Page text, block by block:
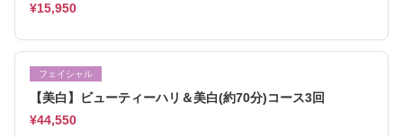
¥15,950
フェイシャル
【美白】ビューティーハリ＆美白(約70分)コース3回
¥44,550